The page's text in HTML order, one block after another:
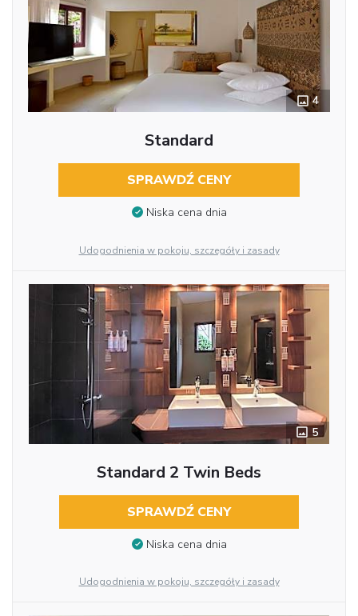
4
Standard
SPRAWDŹ CENY
Niska cena dnia
Udogodnienia w pokoju, szczegóły i zasady
5
Standard 2 Twin Beds
SPRAWDŹ CENY
Niska cena dnia
Udogodnienia w pokoju, szczegóły i zasady